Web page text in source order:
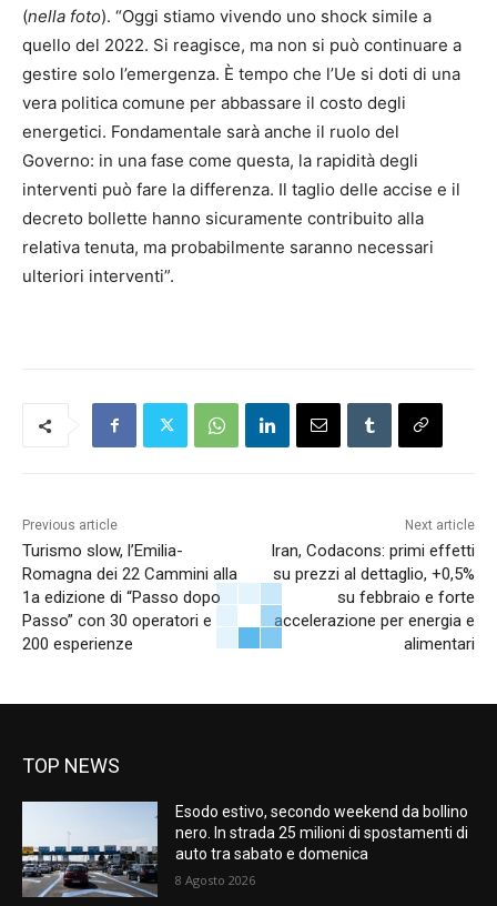
(nella foto). “Oggi stiamo vivendo uno shock simile a
quello del 2022. Si reagisce, ma non si può continuare a
gestire solo l’emergenza. È tempo che l’Ue si doti di una
vera politica comune per abbassare il costo degli
energetici. Fondamentale sarà anche il ruolo del
Governo: in una fase come questa, la rapidità degli
interventi può fare la differenza. Il taglio delle accise e il
decreto bollette hanno sicuramente contribuito alla
relativa tenuta, ma probabilmente saranno necessari
ulteriori interventi”.
Previous article
Turismo slow, l’Emilia-
Romagna dei 22 Cammini alla
1a edizione di “Passo dopo
Passo” con 30 operatori e
200 esperienze
Next article
Iran, Codacons: primi effetti
su prezzi al dettaglio, +0,5%
su febbraio e forte
accelerazione per energia e
alimentari
TOP NEWS
Esodo estivo, secondo weekend da bollino
nero. In strada 25 milioni di spostamenti di
auto tra sabato e domenica
8 Agosto 2026